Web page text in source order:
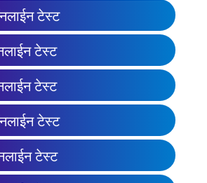
टेस्ट
टेस्ट
टेस्ट
टेस्ट
टेस्ट